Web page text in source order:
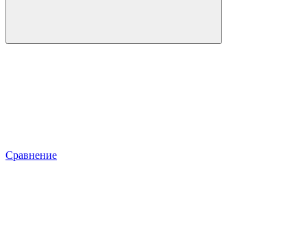
Сравнение